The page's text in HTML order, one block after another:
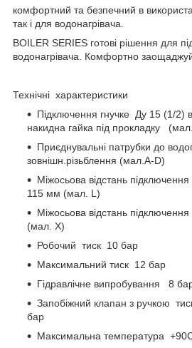
комфортний та безпечний в
так і для водонагрівача.
BOILER SERIES готові рішення для
водонагрівача. Комфортно
Технічні характеристики
Підключення гнучке Ду 15 (1/2)
накидна гайка під прокладку
Приєднувальні патрубки до
зовнішн.різьблення (мал.A-D)
Міжосьова відстань
115 мм (мал. L)
Міжосьова відстань
(мал. X)
Робочий тиск 10 бар
Максимальний тиск 12 бар
Гідравлічне випробування 8
Запобіжний клапан з ручкою
бар
Максимальна температура